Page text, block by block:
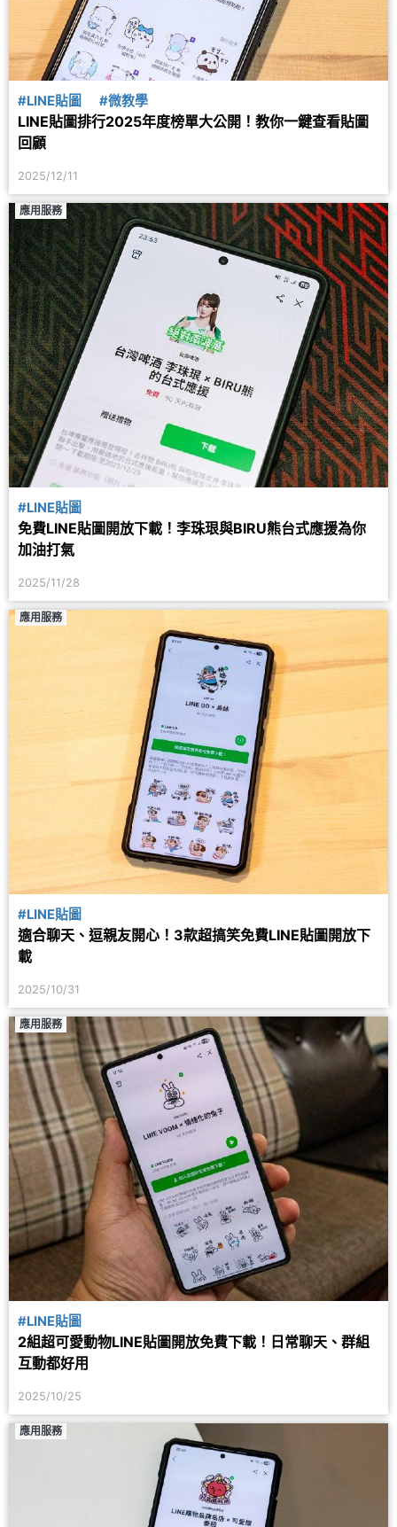
#LINE貼圖 #微教學
LINE貼圖排行2025年度榜單大公開！教你一鍵查看貼圖
回顧
2025/12/11
應用服務
#LINE貼圖
免費LINE貼圖開放下載！李珠珢與BIRU熊台式應援為你
加油打氣
2025/11/28
應用服務
#LINE貼圖
適合聊天、逗親友開心！3款超搞笑免費LINE貼圖開放下
載
2025/10/31
應用服務
#LINE貼圖
2組超可愛動物LINE貼圖開放免費下載！日常聊天、群組
互動都好用
2025/10/25
應用服務